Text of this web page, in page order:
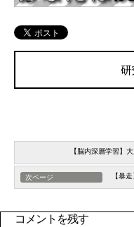
研
【脳内深層学習】
次ページ 【暴
コメントを残す